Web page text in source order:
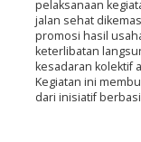
pelaksanaan
jalan sehat
promosi hasil
keterlibatan
kesadaran kolektif
Kegiatan ini
dari inisiatif